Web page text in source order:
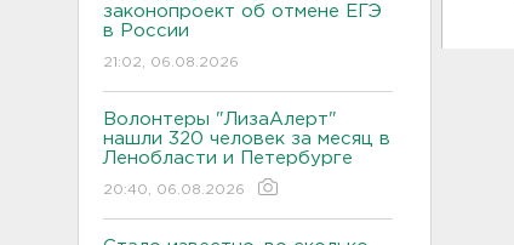
законопроект об отмене ЕГЭ
в России
21:02, 06.08.2026
Волонтеры "ЛизаАлерт"
нашли 320 человек за месяц в
Ленобласти и Петербурге
20:40, 06.08.2026